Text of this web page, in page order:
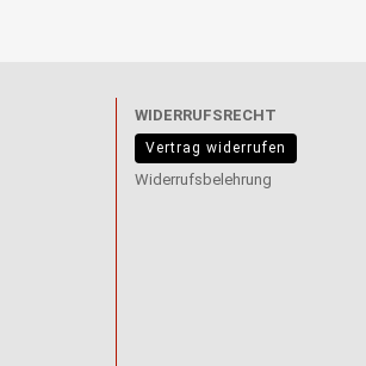
WIDERRUFSRECHT
Vertrag widerrufen
Widerrufsbelehrung